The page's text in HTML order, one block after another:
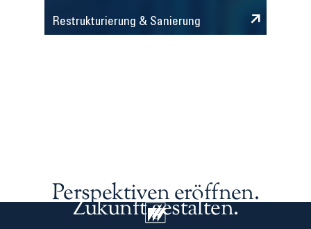
Restrukturierung & Sanierung
Perspektiven eröffnen.
Zukunft gestalten.